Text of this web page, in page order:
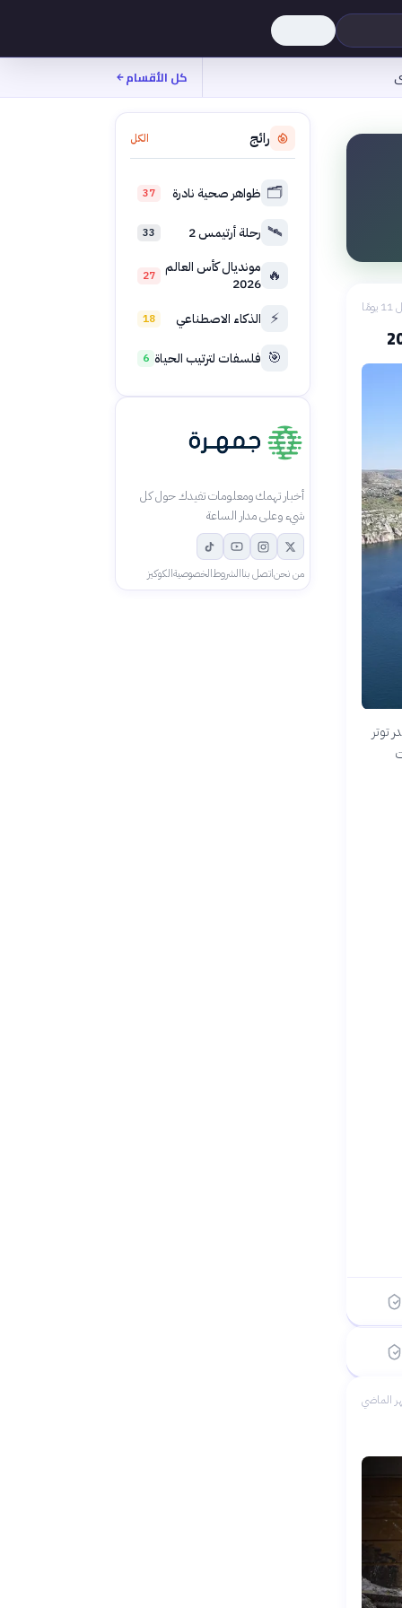
كل الأقسام
توتر
الماضي
ابدأ ←
الماضي
رائج الكل
🗂️ ظواهر صحية نادرة 37
🛰️ رحلة أرتيمس 2 33
🔥 مونديال كأس العالم
2026
27
⚡ الذكاء الاصطناعي 18
🎯 فلسفات لترتيب الحياة 6
أخبار تهمك ومعلومات تفيدك حول كل
شيء وعلى مدار الساعة
من نحناتصل بناالشروطالخصوصيةالكوكيز